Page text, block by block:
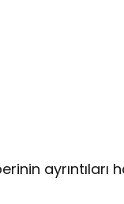
ayrıntıları